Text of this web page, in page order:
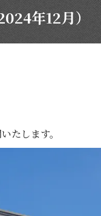
年12月）
たします。